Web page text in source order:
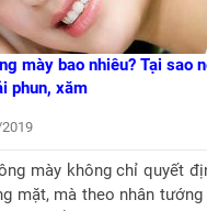
mày bao nhiêu? Tại sao
phun, xăm
mày không chỉ quyết
mặt, mà theo nhân